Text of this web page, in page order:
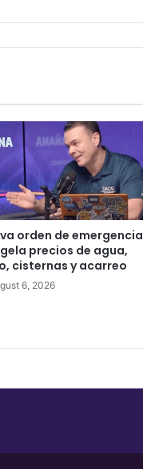
su
que
enfrentara
la
mujer
en
el
Tribunal
Federal
orden de emergencia
precios de agua,
cisternas y acarreo
6, 2026